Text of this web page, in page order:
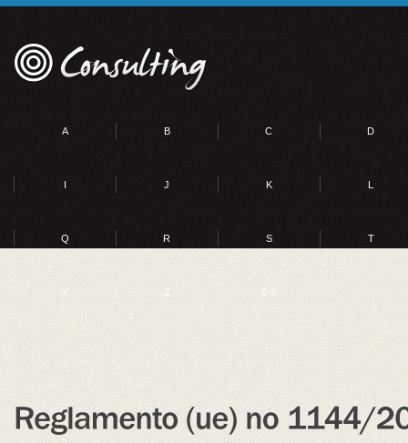
A B C D
I J K L
Q R S T
Y Z 0-9